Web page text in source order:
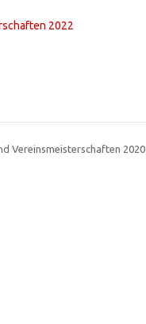
2022
Vereinsmeisterschaften 2020